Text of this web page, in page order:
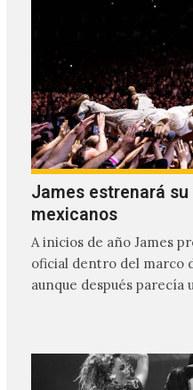
James estrenará
mexicanos
A inicios de año James
oficial dentro del marco
aunque después